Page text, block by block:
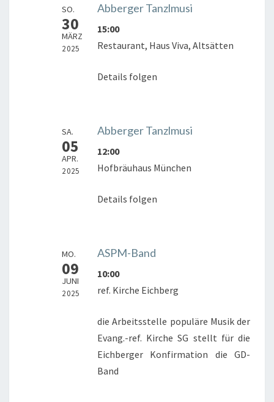
SO.
30
MÄRZ
2025
Abberger Tanzlmusi
15:00
Restaurant, Haus Viva, Altsätten
Details folgen
SA.
05
APR.
2025
Abberger Tanzlmusi
12:00
Hofbräuhaus München
Details folgen
MO.
09
JUNI
2025
ASPM-Band
10:00
ref. Kirche Eichberg
die Arbeitsstelle populäre Musik der
Evang.-ref. Kirche SG stellt für die
Eichberger Konfirmation die GD-
Band